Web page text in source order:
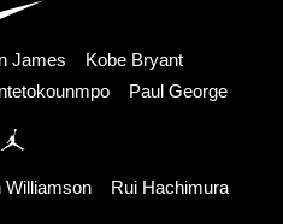
James
Kobe Bryant
Paul George
Williamson Rui Hachimura